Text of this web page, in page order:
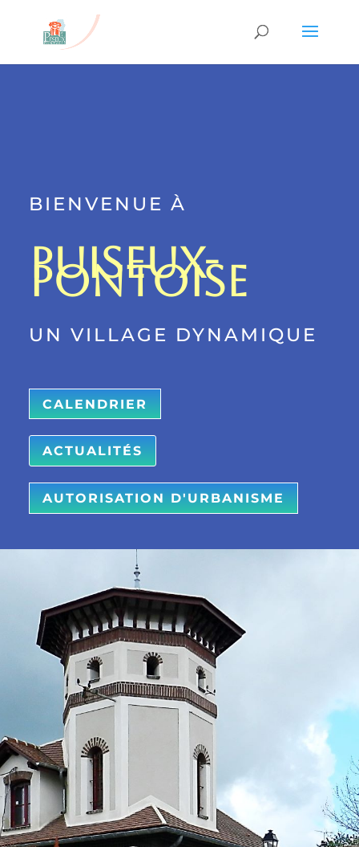
BIENVENUE À
PUISEUX-
PONTOISE
UN VILLAGE DYNAMIQUE
CALENDRIER
ACTUALITÉS
AUTORISATION D'URBANISME